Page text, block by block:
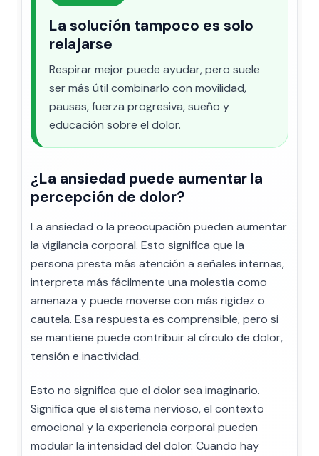
La solución tampoco es solo
relajarse
Respirar mejor puede ayudar, pero suele
ser más útil combinarlo con movilidad,
pausas, fuerza progresiva, sueño y
educación sobre el dolor.
¿La ansiedad puede aumentar la
percepción de dolor?
La ansiedad o la preocupación pueden aumentar
la vigilancia corporal. Esto significa que la
persona presta más atención a señales internas,
interpreta más fácilmente una molestia como
amenaza y puede moverse con más rigidez o
cautela. Esa respuesta es comprensible, pero si
se mantiene puede contribuir al círculo de dolor,
tensión e inactividad.
Esto no significa que el dolor sea imaginario.
Significa que el sistema nervioso, el contexto
emocional y la experiencia corporal pueden
modular la intensidad del dolor. Cuando hay